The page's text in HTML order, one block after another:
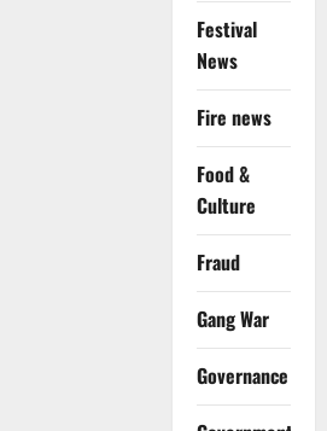
Festival
News
Fire news
Food &
Culture
Fraud
Gang War
Governance